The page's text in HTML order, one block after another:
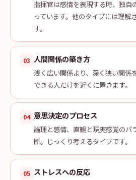
指揮官は感情を表現する時、独自
っています。他のタイプには理解
す。
03 人間関係の築き方
浅く広い関係より、深く狭い関係
できる人だけを近くに置きます。
04 意思決定のプロセス
論理と感情、直観と現実感覚のバ
断。じっくり考えるタイプです。
05 ストレスへの反応